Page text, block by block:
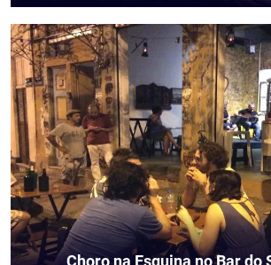
Choro na Esquina no Bar do